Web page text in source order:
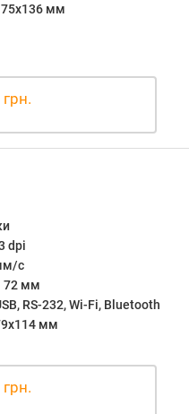
мм
грн.
dpi
с
72 мм
RS-232, Wi-Fi, Bluetooth
мм
грн.